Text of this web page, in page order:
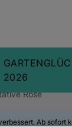
2026
Rose
Ab